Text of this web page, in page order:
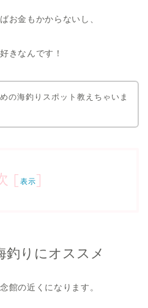
お金もかからないし、
きなんです！
の海釣りスポット教えちゃいま
[ 表示]
釣りにオススメ
館の近くになります。